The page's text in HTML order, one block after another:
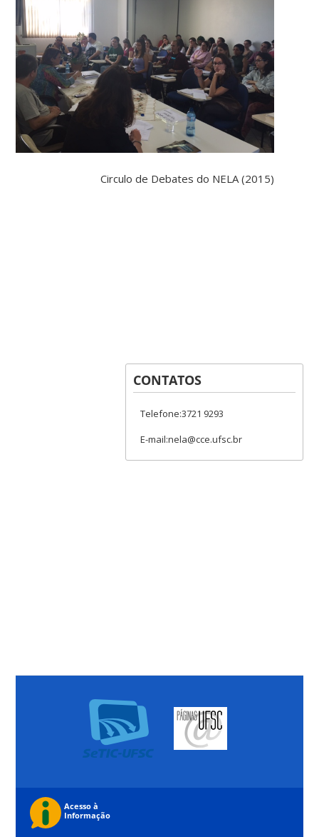
Circulo de Debates do NELA (2015)
CONTATOS
Telefone:3721 9293
E-mail:nela@cce.ufsc.br